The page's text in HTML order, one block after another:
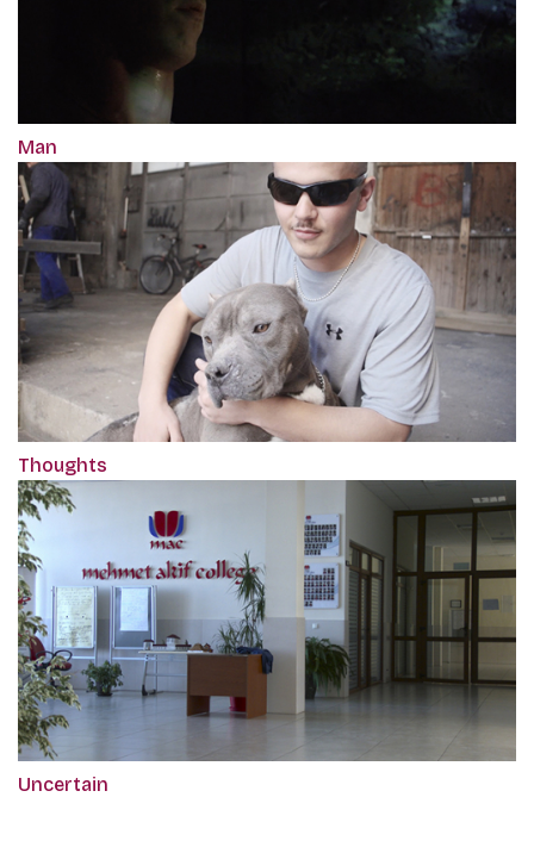
Man
Thoughts
Uncertain